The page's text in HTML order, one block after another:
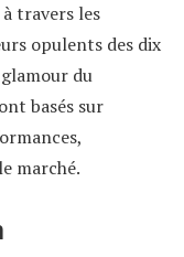
travers les
opulents des dix
du
basés sur
marché.